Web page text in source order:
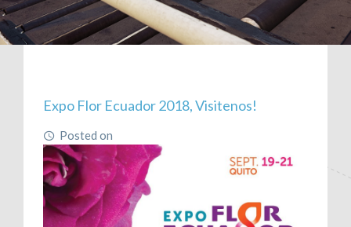
CONTÁCTENOS
RECLAMOS
Expo Flor Ecuador 2018, Visitenos!
Posted on